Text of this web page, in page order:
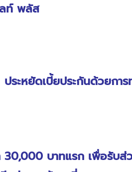
ลท์ พลัส
ประหยัดเบี้ยประกันด้วยกา
30,000 บาทแรก เพื่อรับ